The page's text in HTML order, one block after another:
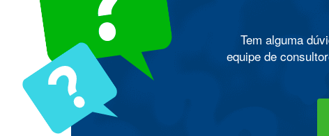
Tem alguma
equipe de